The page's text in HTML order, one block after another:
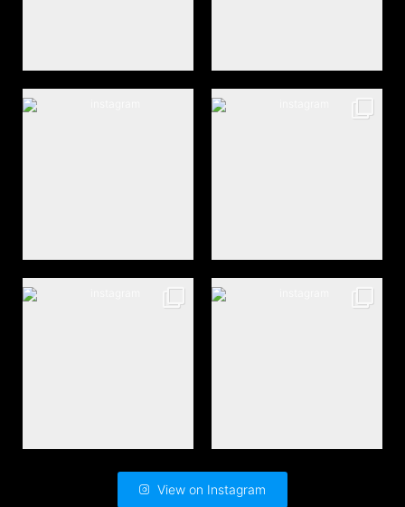
View on Instagram